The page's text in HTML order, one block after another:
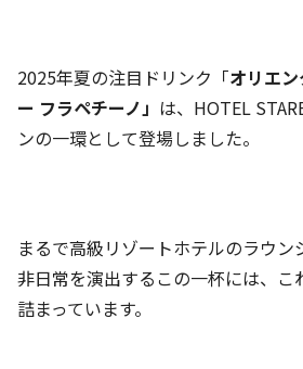
2025年夏の注目ドリンク「オリエ
ー フラペチーノ」 は、HOTEL
ンの一環として登場しました。
まるで高級リゾートホテルのラウ
非日常を演出するこの一杯には、こ
詰まっています。